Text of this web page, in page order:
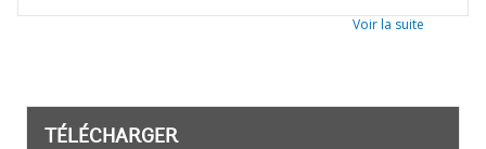
Voir la suite
TÉLÉCHARGER